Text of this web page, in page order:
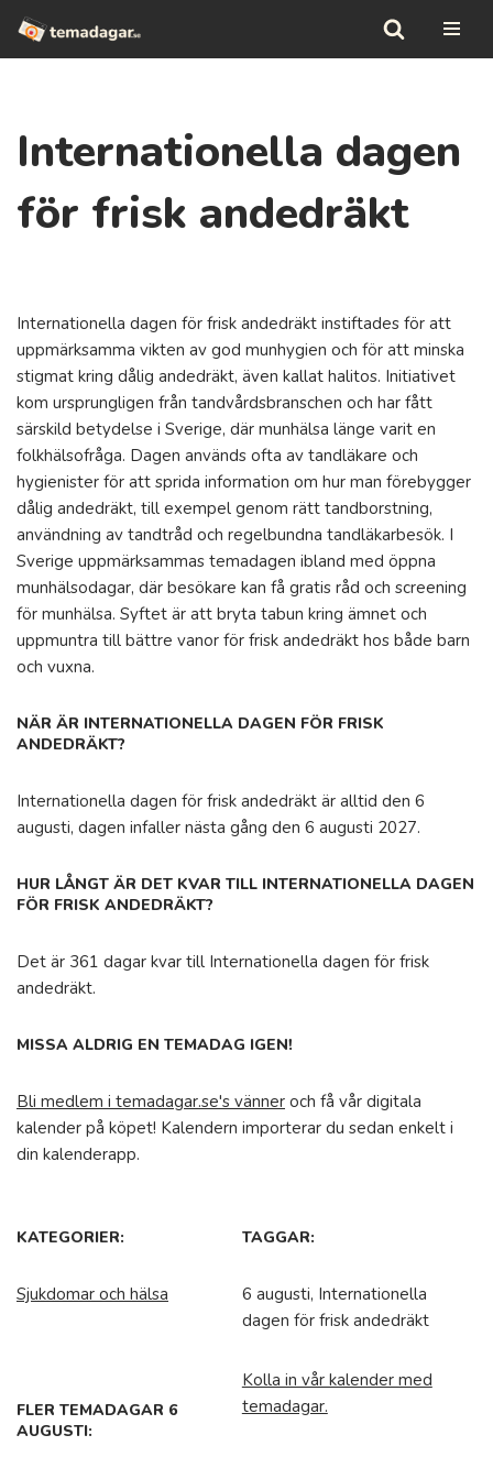
Hoppa
Internationella dagen
för frisk andedräkt
Internationella dagen för frisk andedräkt instiftades för att
uppmärksamma vikten av god munhygien och för att minska
stigmat kring dålig andedräkt, även kallat halitos. Initiativet
kom ursprungligen från tandvårdsbranschen och har fått
särskild betydelse i Sverige, där munhälsa länge varit en
folkhälsofråga. Dagen används ofta av tandläkare och
hygienister för att sprida information om hur man förebygger
dålig andedräkt, till exempel genom rätt tandborstning,
användning av tandtråd och regelbundna tandläkarbesök. I
Sverige uppmärksammas temadagen ibland med öppna
munhälsodagar, där besökare kan få gratis råd och screening
för munhälsa. Syftet är att bryta tabun kring ämnet och
uppmuntra till bättre vanor för frisk andedräkt hos både barn
och vuxna.
NÄR ÄR INTERNATIONELLA DAGEN FÖR FRISK
ANDEDRÄKT?
Internationella dagen för frisk andedräkt är alltid den 6
augusti, dagen infaller nästa gång den 6 augusti 2027.
HUR LÅNGT ÄR DET KVAR TILL INTERNATIONELLA DAGEN
FÖR FRISK ANDEDRÄKT?
Det är 361 dagar kvar till Internationella dagen för frisk
andedräkt.
MISSA ALDRIG EN TEMADAG IGEN!
Bli medlem i temadagar.se's vänner och få vår digitala
kalender på köpet! Kalendern importerar du sedan enkelt i
din kalenderapp.
KATEGORIER:
Sjukdomar och hälsa
TAGGAR:
6 augusti, Internationella
dagen för frisk andedräkt
FLER TEMADAGAR 6
AUGUSTI:
Kolla in vår kalender med
temadagar.